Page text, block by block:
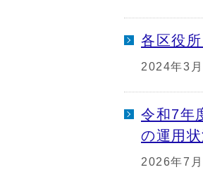
各区役
2024年3月
令和7年
の運用状
2026年7月